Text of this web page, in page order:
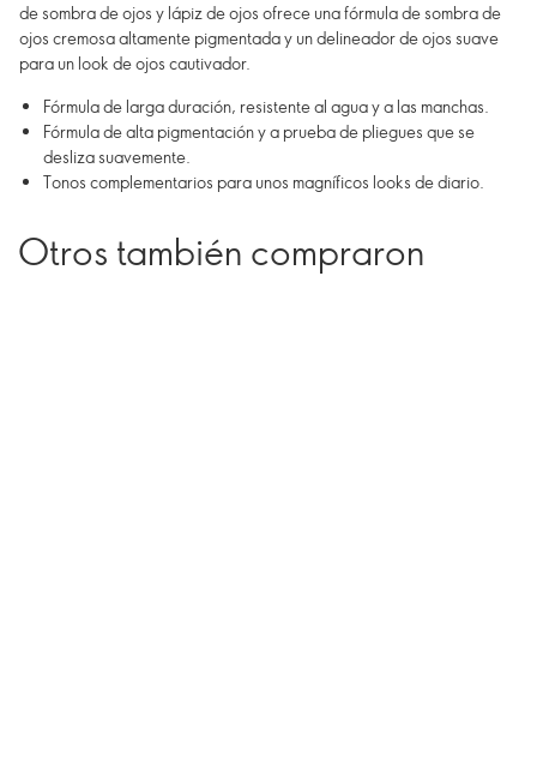
de sombra de ojos y lápiz de ojos ofrece una fórmula de sombra de
ojos cremosa altamente pigmentada y un delineador de ojos suave
para un look de ojos cautivador.
Fórmula de larga duración, resistente al agua y a las manchas.
Fórmula de alta pigmentación y a prueba de pliegues que se
desliza suavemente.
Tonos complementarios para unos magníficos looks de diario.
Otros también compraron